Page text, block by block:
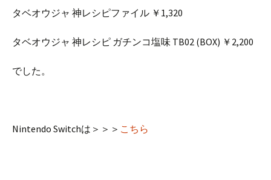
タベオウジャ 神レシピファイル ￥1,320
タベオウジャ 神レシピ ガチンコ塩味 TB02 (BOX) ￥2,200
でした。
Nintendo Switchは＞＞＞ こちら